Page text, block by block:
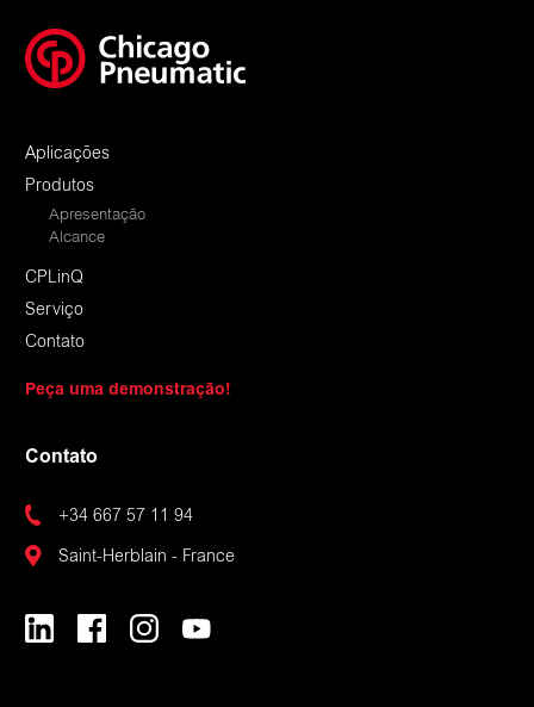
Aplicações
Produtos
Apresentação
Alcance
CPLinQ
Serviço
Contato
Peça uma demonstração!
Contato
+34 667 57 11 94
Saint-Herblain - France